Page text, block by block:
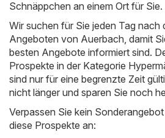
Schnäppchen an einem Ort für Sie.
Wir suchen für Sie jeden Tag nach
Angeboten von Auerbach, damit
besten Angebote informiert sind.
Prospekte in der Kategorie
sind nur für eine begrenzte Zeit
nicht länger und sparen Sie noch
Verpassen Sie kein
diese Prospekte an: